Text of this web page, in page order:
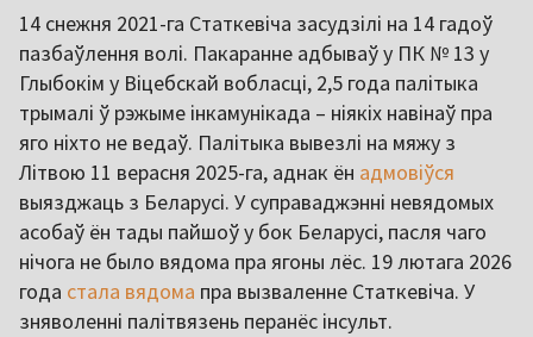
14 снежня 2021-га Статкевіча засудзілі на 14 гадоў
пазбаўлення волі. Пакаранне адбываў у ПК № 13 у
Глыбокім у Віцебскай вобласці, 2,5 года палітыка
трымалі ў рэжыме інкамунікада – ніякіх навінаў пра
яго ніхто не ведаў. Палітыка вывезлі на мяжу з
Літвою 11 верасня 2025-га, аднак ён адмовіўся
выязджаць з Беларусі. У суправаджэнні невядомых
асобаў ён тады пайшоў у бок Беларусі, пасля чаго
нічога не было вядома пра ягоны лёс. 19 лютага 2026
года стала вядома пра вызваленне Статкевіча. У
зняволенні палітвязень перанёс інсульт.